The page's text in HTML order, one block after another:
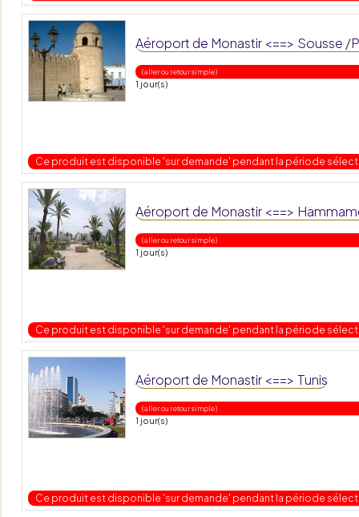
Aéroport de Monastir <==> Sousse /
( aller ou retour simple )
1 jour(s)
Ce produit est disponible 'sur demande' pendant la période
Aéroport de Monastir <==>
( aller ou retour simple )
1 jour(s)
Ce produit est disponible 'sur demande' pendant la période
Aéroport de Monastir <==> Tunis
( aller ou retour simple )
1 jour(s)
Ce produit est disponible 'sur demande' pendant la période